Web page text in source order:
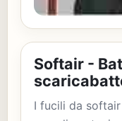
Softair -
I fucili da